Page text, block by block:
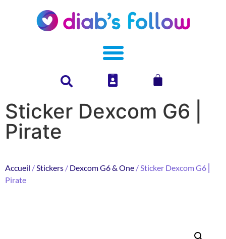
Sticker Dexcom G6 ⎜
Pirate
Accueil /Stickers / Dexcom G6 & One / Sticker Dexcom G6 ⎜
Pirate